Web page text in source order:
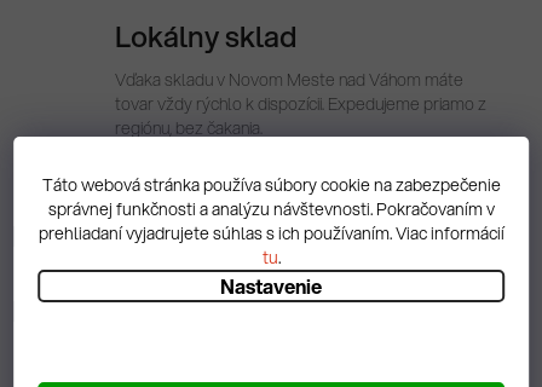
Táto webová stránka používa súbory cookie na zabezpečenie
správnej funkčnosti a analýzu návštevnosti. Pokračovaním v
prehliadaní vyjadrujete súhlas s ich používaním. Viac informácií
tu.
Nastavenie
Lokálny sklad
Vďaka skladu v Novom Meste nad Váhom máte
tovar vždy rýchlo k dispozícii. Expedujeme priamo z
regiónu, bez čakania.
Popis
Diskusia